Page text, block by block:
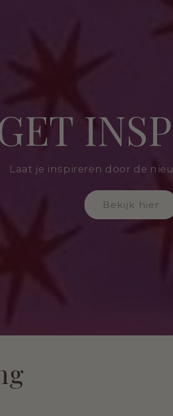
Laat je inspireren door de
Bekijk hier